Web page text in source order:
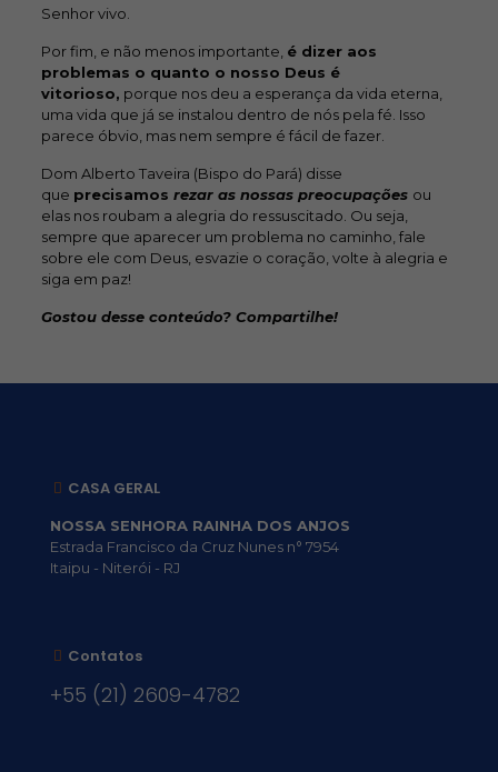
Senhor vivo.
Por fim, e não menos importante, é dizer aos
problemas o quanto o nosso Deus é
vitorioso, porque nos deu a esperança da vida eterna,
uma vida que já se instalou dentro de nós pela fé. Isso
parece óbvio, mas nem sempre é fácil de fazer.
Dom Alberto Taveira (Bispo do Pará) disse
que precisamos rezar as nossas preocupações ou
elas nos roubam a alegria do ressuscitado. Ou seja,
sempre que aparecer um problema no caminho, fale
sobre ele com Deus, esvazie o coração, volte à alegria e
siga em paz!
Gostou desse conteúdo? Compartilhe!
CASA GERAL
NOSSA SENHORA RAINHA DOS ANJOS
Estrada Francisco da Cruz Nunes n° 7954
Itaipu - Niterói - RJ
Contatos
+55 (21) 2609-4782